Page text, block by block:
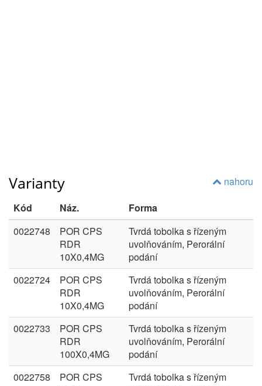
nahoru
Varianty
Kód Náz.
Forma
0022748
POR CPS
RDR
10X0,4MG
Tvrdá tobolka s řízeným
uvolňováním, Perorální
podání
0022724
POR CPS
RDR
10X0,4MG
Tvrdá tobolka s řízeným
uvolňováním, Perorální
podání
0022733
POR CPS
RDR
100X0,4MG
Tvrdá tobolka s řízeným
uvolňováním, Perorální
podání
0022758
POR CPS
Tvrdá tobolka s řízeným